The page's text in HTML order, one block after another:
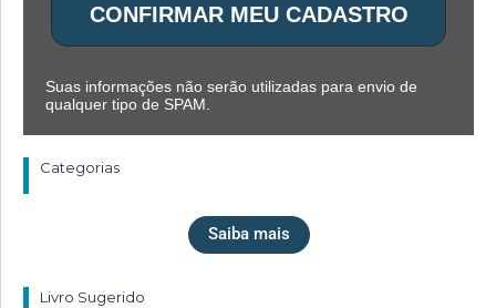
CONFIRMAR MEU CADASTRO
Suas informações não serão utilizadas para envio de
qualquer tipo de SPAM.
Categorias
Saiba mais
Livro Sugerido